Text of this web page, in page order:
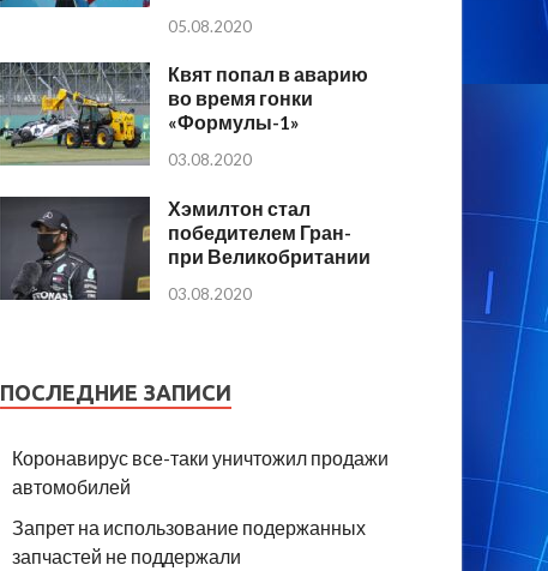
05.08.2020
Квят попал в аварию
во время гонки
«Формулы-1»
03.08.2020
Хэмилтон стал
победителем Гран-
при Великобритании
03.08.2020
ПОСЛЕДНИЕ ЗАПИСИ
Коронавирус все-таки уничтожил продажи
автомобилей
Запрет на использование подержанных
запчастей не поддержали